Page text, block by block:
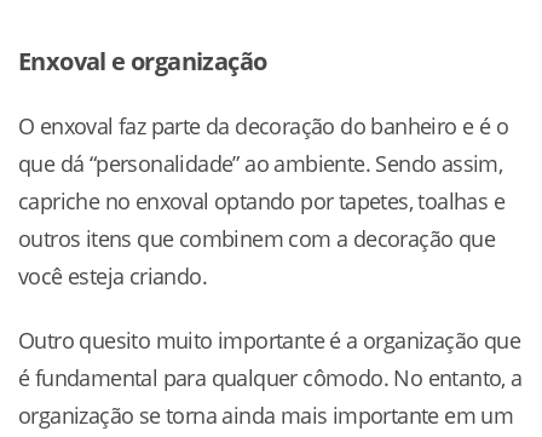
Enxoval e organização
O enxoval faz parte da decoração do banheiro e é o
que dá “personalidade” ao ambiente. Sendo assim,
capriche no enxoval optando por tapetes, toalhas e
outros itens que combinem com a decoração que
você esteja criando.
Outro quesito muito importante é a organização que
é fundamental para qualquer cômodo. No entanto, a
organização se torna ainda mais importante em um